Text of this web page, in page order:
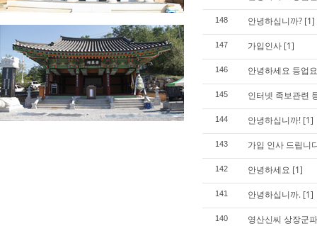
148 안녕하십니까? [1]
147 가입인사 [1]
146 안녕하세요 등업
145 인터넷 족보관련
144 안녕하십니까! [1]
143 가입 인사 드립니
142 안녕하세요 [1]
141 안녕하십니까. [1]
140 영산신씨 상장군